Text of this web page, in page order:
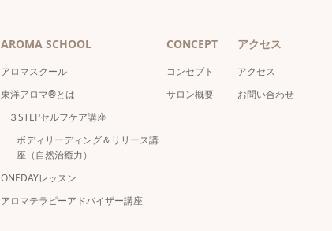
AROMA SCHOOL
アロマスクール
東洋アロマ®とは
３STEPセルフケア講座
ボディリーディング＆リリース講
座（自然治癒力）
ONEDAYレッスン
アロマテラピーアドバイザー講座
CONCEPT
コンセプト
サロン概要
アクセス
アクセス
お問い合わせ